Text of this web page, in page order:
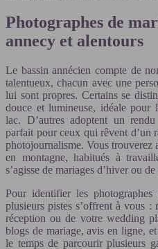
Photographes de
annecy et alentours
Le bassin annécien compte de
talentueux, chacun avec une
lui sont propres. Certains se
douce et lumineuse, idéale pour
lac. D’autres adoptent un
parfait pour ceux qui rêvent d’un
photojournalisme. Vous trouverez
en montagne, habitués à
s’agisse de mariages d’hiver ou
Pour identifier les
plusieurs pistes s’offrent à vous
réception ou de votre wedding
blogs de mariage, avis en ligne,
le temps de parcourir plusieurs